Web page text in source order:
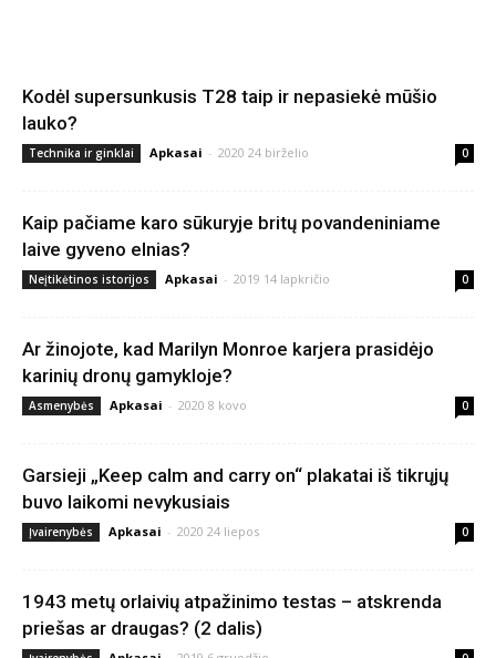
Kodėl supersunkusis T28 taip ir nepasiekė mūšio
lauko?
Technika ir ginklai Apkasai - 2020 24 birželio 0
Kaip pačiame karo sūkuryje britų povandeniniame
laive gyveno elnias?
Neįtikėtinos istorijos Apkasai - 2019 14 lapkričio 0
Ar žinojote, kad Marilyn Monroe karjera prasidėjo
karinių dronų gamykloje?
Asmenybės Apkasai - 2020 8 kovo 0
Garsieji „Keep calm and carry on“ plakatai iš tikrųjų
buvo laikomi nevykusiais
Įvairenybės Apkasai - 2020 24 liepos 0
1943 metų orlaivių atpažinimo testas – atskrenda
priešas ar draugas? (2 dalis)